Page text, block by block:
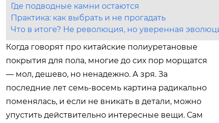
Где подводные камни остаются
Практика: как выбрать и не прогадать
Что в итоге? Не революция, но уверенная
Когда говорят про китайские полиуретановые
покрытия для пола, многие до сих пор морщатся
— мол, дешево, но ненадежно. А зря. За
последние лет семь-восемь картина радикально
поменялась, и если не вникать в детали, можно
упустить действительно интересные вещи. Сам